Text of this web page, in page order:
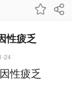
性疲乏
24
性疲乏